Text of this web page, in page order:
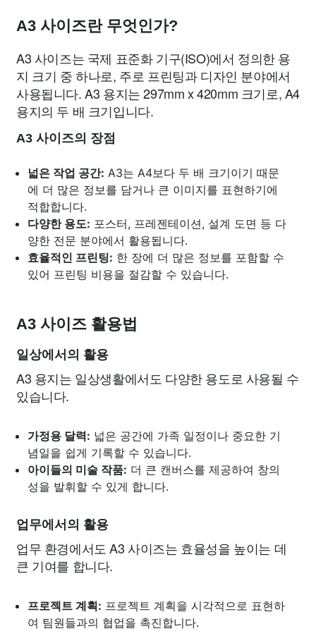
A3 사이즈란 무엇인가?
A3 사이즈는 국제 표준화 기구(ISO)에서 정의한 용
지 크기 중 하나로, 주로 프린팅과 디자인 분야에서
사용됩니다. A3 용지는 297mm x 420mm 크기로, A4
용지의 두 배 크기입니다.
A3 사이즈의 장점
넓은 작업 공간: A3는 A4보다 두 배 크기이기 때문
에 더 많은 정보를 담거나 큰 이미지를 표현하기에
적합합니다.
다양한 용도: 포스터, 프레젠테이션, 설계 도면 등 다
양한 전문 분야에서 활용됩니다.
효율적인 프린팅: 한 장에 더 많은 정보를 포함할 수
있어 프린팅 비용을 절감할 수 있습니다.
A3 사이즈 활용법
일상에서의 활용
A3 용지는 일상생활에서도 다양한 용도로 사용될 수
있습니다.
가정용 달력: 넓은 공간에 가족 일정이나 중요한 기
념일을 쉽게 기록할 수 있습니다.
아이들의 미술 작품: 더 큰 캔버스를 제공하여 창의
성을 발휘할 수 있게 합니다.
업무에서의 활용
업무 환경에서도 A3 사이즈는 효율성을 높이는 데
큰 기여를 합니다.
프로젝트 계획: 프로젝트 계획을 시각적으로 표현하
여 팀원들과의 협업을 촉진합니다.